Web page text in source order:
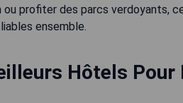
ou profiter des parcs verdoyants,
ensemble.
Hôtels